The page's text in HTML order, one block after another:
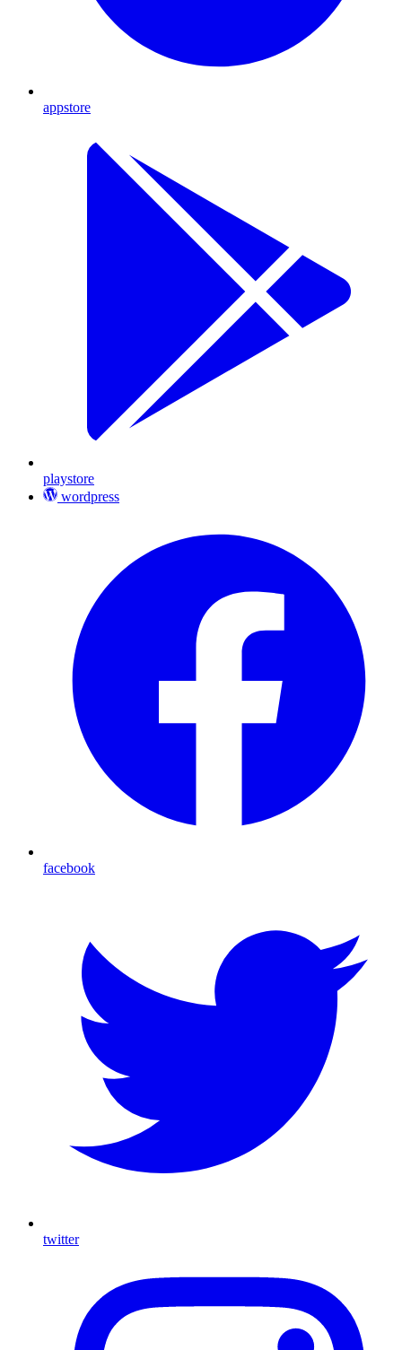
appstore
playstore
wordpress
facebook
twitter